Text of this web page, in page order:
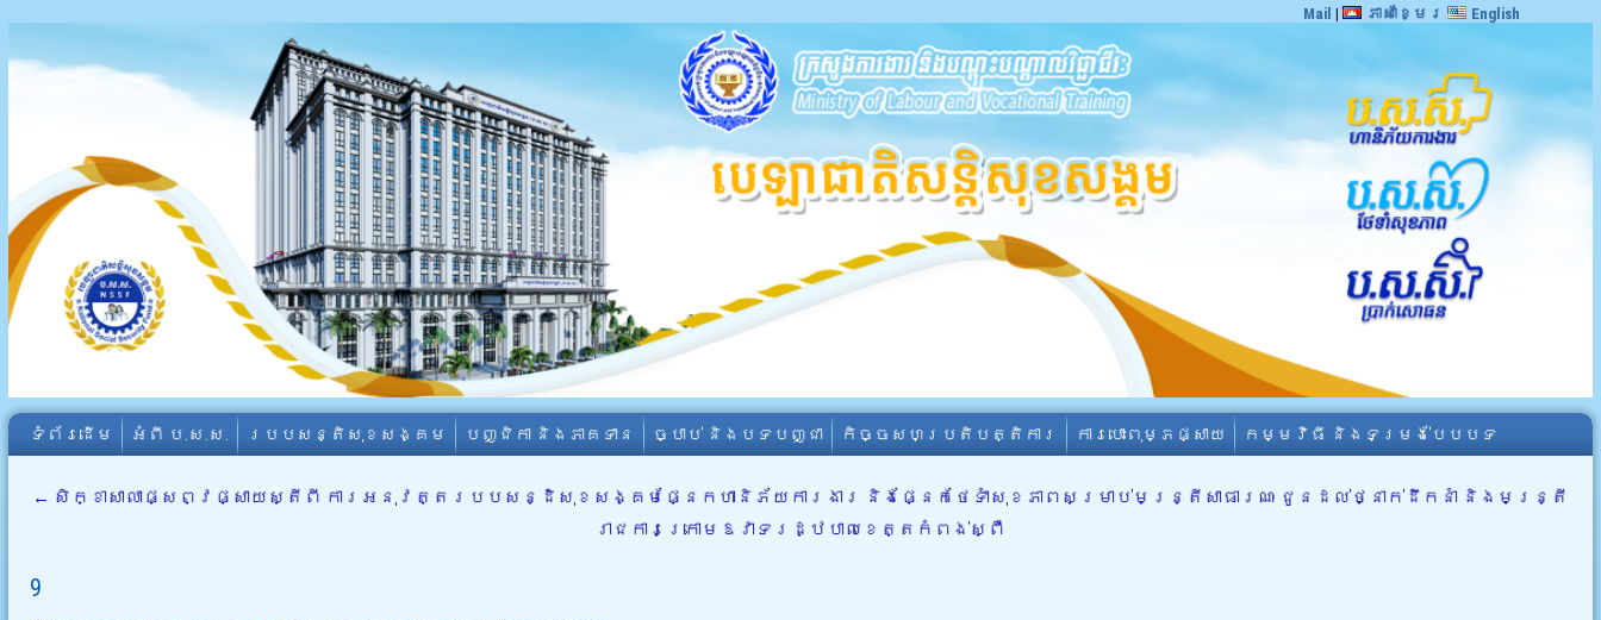
Mail | ភាសាខ្មែរ English
ទំព័រដើម អំពី​ ប.ស.ស. របបសន្តិសុខសង្គម បញ្ជិកា និងភាគទាន ច្បាប់ និងបទបញ្ជា កិច្ចសហប្រតិបត្តិការ ការបោះពុម្ភផ្សាយ កម្មវិធី និងទម្រង់បែបបទ
← សិក្ខាសាលាផ្សព្វផ្សាយស្តីពី ការអនុវត្តរបបសន្ដិសុខសង្គមផ្នែកហានិភ័យការងារ និងផ្នែកថែទាំសុខភាពសម្រាប់មន្រ្តីសាធារណៈ ជូនដល់ថ្នាក់ដឹកនាំ និងមន្រ្តី
រាជការក្រោមឱវាទរដ្ឋបាលខេត្តកំពង់ស្ពឺ
9